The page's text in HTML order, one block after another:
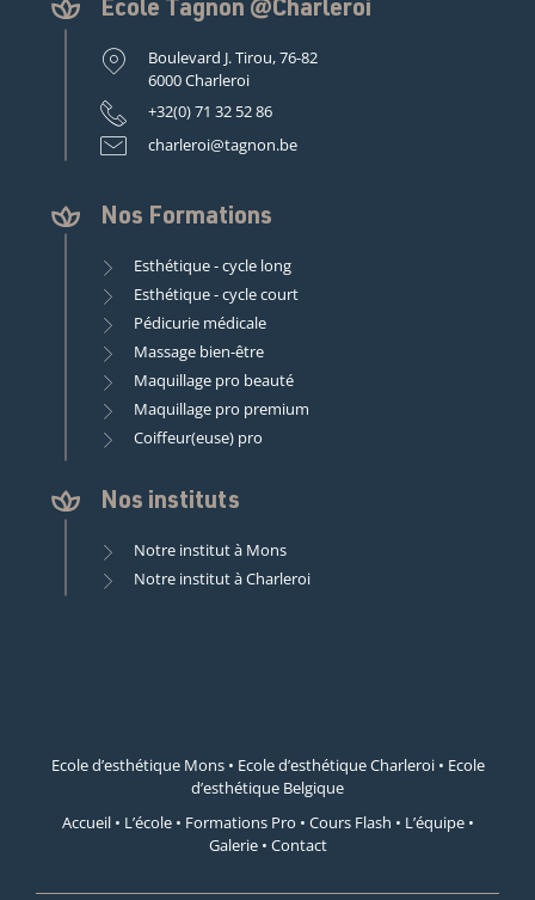
Ecole Tagnon @Charleroi
Boulevard J. Tirou, 76-82
6000 Charleroi
+32(0) 71 32 52 86
charleroi@tagnon.be
Nos Formations
Esthétique - cycle long
Esthétique - cycle court
Pédicurie médicale
Massage bien-être
Maquillage pro beauté
Maquillage pro premium
Coiffeur(euse) pro
Nos instituts
Notre institut à Mons
Notre institut à Charleroi
Ecole d’esthétique Mons • Ecole d’esthétique Charleroi • Ecole
d’esthétique Belgique
Accueil • L’école • Formations Pro • Cours Flash • L’équipe •
Galerie • Contact